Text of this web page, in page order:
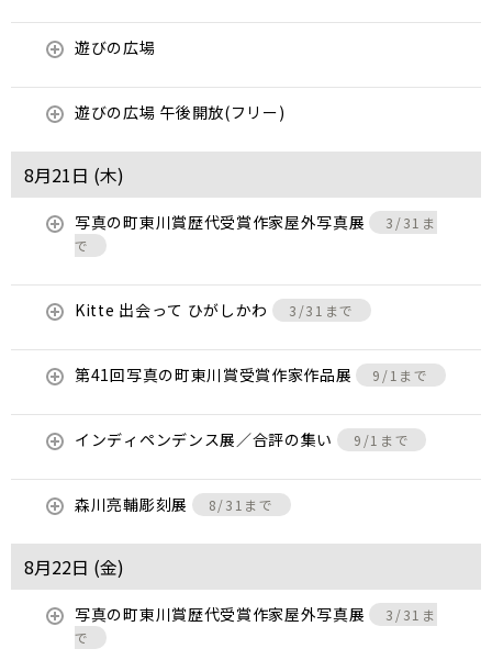
遊びの広場
遊びの広場 午後開放(フリー)
8月21日 (木)
写真の町東川賞歴代受賞作家屋外写真展
3/31ま
で
Kitte 出会って ひがしかわ 3/31まで
第41回写真の町東川賞受賞作家作品展 9/1まで
インディペンデンス展／合評の集い 9/1まで
森川亮輔彫刻展 8/31まで
8月22日 (金)
写真の町東川賞歴代受賞作家屋外写真展
3/31ま
で